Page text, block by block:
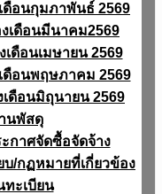
ดือนกุมภาพันธ์ 2569
เดือนมีนาคม2569
เดือนเมษายน 2569
ดือนพฤษภาคม 2569
เดือนมิถุนายน 2569
นพัสดุ
กาศจัดซื้อจัดจ้าง
บ/กฏหมายที่เกี่ยวข้อง
ทะเบียน